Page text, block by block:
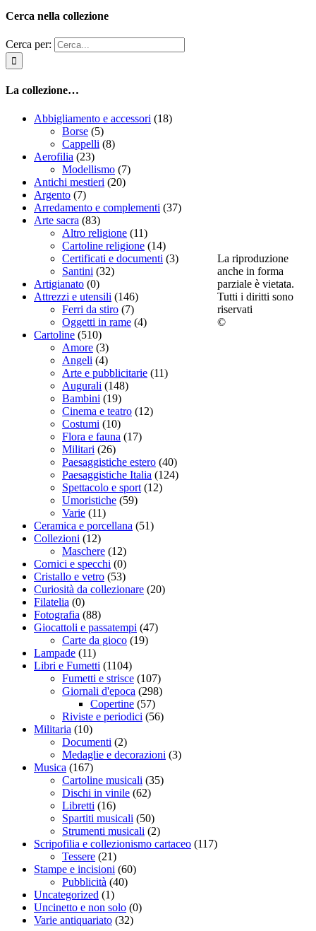
Cerca nella collezione
Cerca per:
La collezione…
Abbigliamento e accessori (18)
Borse (5)
Cappelli (8)
Aerofilia (23)
Modellismo (7)
Antichi mestieri (20)
Argento (7)
Arredamento e complementi (37)
Arte sacra (83)
Altro religione (11)
Cartoline religione (14)
Certificati e documenti (3)
Santini (32)
Artigianato (0)
Attrezzi e utensili (146)
Ferri da stiro (7)
Oggetti in rame (4)
Cartoline (510)
Amore (3)
Angeli (4)
Arte e pubblicitarie (11)
Augurali (148)
Bambini (19)
Cinema e teatro (12)
Costumi (10)
Flora e fauna (17)
Militari (26)
Paesaggistiche estero (40)
Paesaggistiche Italia (124)
Spettacolo e sport (12)
Umoristiche (59)
Varie (11)
Ceramica e porcellana (51)
Collezioni (12)
Maschere (12)
Cornici e specchi (0)
Cristallo e vetro (53)
Curiosità da collezionare (20)
Filatelia (0)
Fotografia (88)
Giocattoli e passatempi (47)
Carte da gioco (19)
Lampade (11)
Libri e Fumetti (1104)
Fumetti e strisce (107)
Giornali d'epoca (298)
Copertine (57)
Riviste e periodici (56)
Militaria (10)
Documenti (2)
Medaglie e decorazioni (3)
Musica (167)
Cartoline musicali (35)
Dischi in vinile (62)
Libretti (16)
Spartiti musicali (50)
Strumenti musicali (2)
Scripofilia e collezionismo cartaceo (117)
Tessere (21)
Stampe e incisioni (60)
Pubblicità (40)
Uncategorized (1)
Uncinetto e non solo (0)
Varie antiquariato (32)
La riproduzione
anche in forma
parziale è vietata.
Tutti i diritti sono
riservati
©